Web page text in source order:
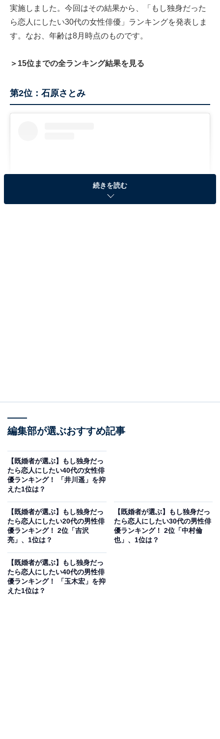
実施しました。今回はその結果から、「もし独身だった
ら恋人にしたい30代の女性俳優」ランキングを発表しま
す。なお、年齢は8月時点のものです。
＞15位までの全ランキング結果を見る
第2位：石原さとみ
月に芸能活動に復帰、情報エンターテインメント番組
『あしたが変わるトリセツショー』（NHK総合）のプレ
映画『ミッシング』が2024年に公開されることが発表さ
れ、復帰後初となる俳優としての石原さんの姿に期待が
寄せられています。
回答者からは、「優しそうだから（30代男性／愛知
県）」「とにかく全てが可愛い。ワガママ言われても許
を合わせるだけで癒される（20代女性／岡山県）」「あ
ざと可愛いから振り回されたい（30代女性／京都府）」
などのコメントが寄せられました。
続きを読む
編集部が選ぶおすすめ記事
【既婚者が選ぶ】もし独身だっ
たら恋人にしたい40代の女性俳
優ランキング！ 「井川遥」を抑
えた1位は？
【既婚者が選ぶ】もし独身だっ
たら恋人にしたい20代の男性俳
優ランキング！ 2位「吉沢
亮」、1位は？
【既婚者が選ぶ】もし独身だっ
たら恋人にしたい30代の男性俳
優ランキング！ 2位「中村倫
也」、1位は？
【既婚者が選ぶ】もし独身だっ
たら恋人にしたい40代の男性俳
優ランキング！ 「玉木宏」を抑
えた1位は？